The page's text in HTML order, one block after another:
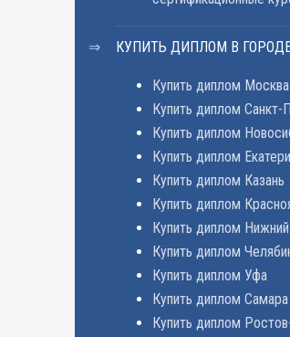
КУПИТЬ ДИПЛОМ В
Купить диплом Москва
Купить диплом Санкт-
Купить диплом
Купить диплом
Купить диплом Казань
Купить диплом
Купить диплом
Купить диплом
Купить диплом Уфа
Купить диплом Самара
Купить диплом